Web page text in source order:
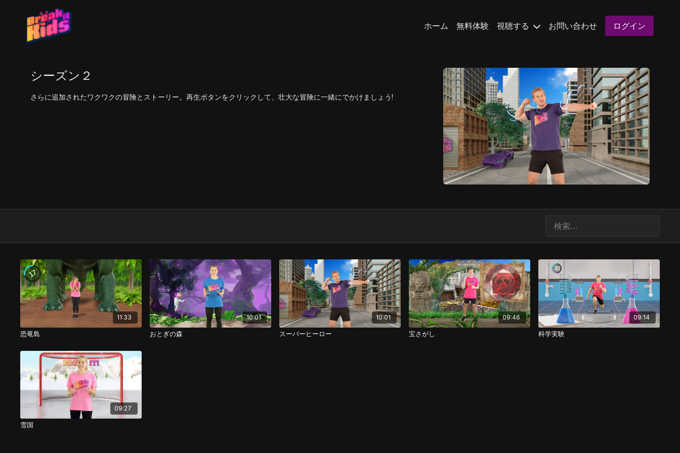
ホーム 無料体験 視聴する お問い合わせ ログイン
シーズン２
さらに追加されたワクワクの冒険とストーリー。再生ボタンをクリックして、壮大な冒険に一緒にでかけましょう!
11:33
恐竜島
10:01
おとぎの森
10:01
スーパーヒーロー
09:46
宝さがし
09:14
科学実験
09:27
雪国